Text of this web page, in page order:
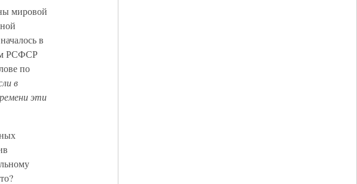
мировой
в
РСФСР
по
в
эти